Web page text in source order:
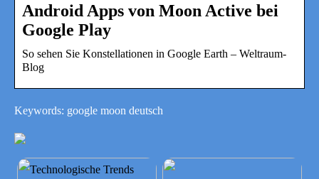
Android Apps von Moon Active bei
Google Play
So sehen Sie Konstellationen in Google Earth – Weltraum-
Blog
Keywords: google moon deutsch